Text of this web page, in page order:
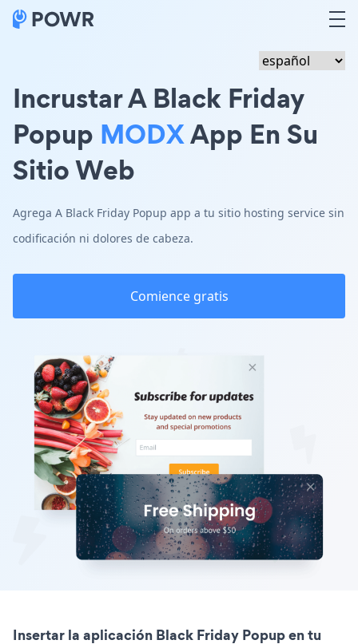
Incrustar A Black Friday
Popup MODXApp En Su
Sitio Web
Agrega A Black Friday Popup app a tu sitio hosting service sin
codificación ni dolores de cabeza.
Comience gratis
Insertar la aplicación Black Friday Popup en tu